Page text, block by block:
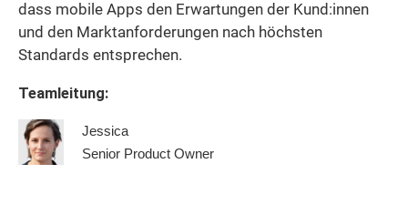
dass mobile Apps den Erwartungen der Kund:innen
und den Marktanforderungen nach höchsten
Standards entsprechen.
Teamleitung:
Jessica
Senior Product Owner